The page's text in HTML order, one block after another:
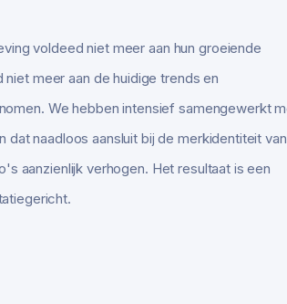
voldeed niet meer aan hun groeiende
meer aan de huidige trends en
We hebben intensief samengewerkt
naadloos aansluit bij de merkidentiteit van
aanzienlijk verhogen. Het resultaat is een